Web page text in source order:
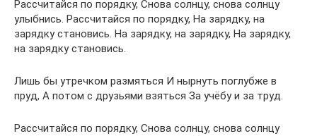
Рассчитайся по порядку, Снова солнцу, снова солнцу
улыбнись. Рассчитайся по порядку, На зарядку, на
зарядку становись. На зарядку, на зарядку, На зарядку,
на зарядку становись.
Лишь бы утречком размяться И нырнуть поглубже в
пруд, А потом с друзьями взяться За учёбу и за труд.
Рассчитайся по порядку, Снова солнцу, снова солнцу